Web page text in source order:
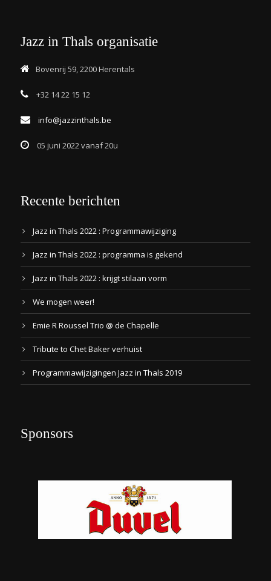
Jazz in Thals organisatie
Bovenrij 59, 2200 Herentals
+32 14 22 15 12
info@jazzinthals.be
05 juni 2022 vanaf 20u
Recente berichten
Jazz in Thals 2022 : Programmawijziging
Jazz in Thals 2022 : programma is gekend
Jazz in Thals 2022 : krijgt stilaan vorm
We mogen weer!
Emie R Roussel Trio @ de Chapelle
Tribute to Chet Baker verhuist
Programmawijzigingen Jazz in Thals 2019
Sponsors